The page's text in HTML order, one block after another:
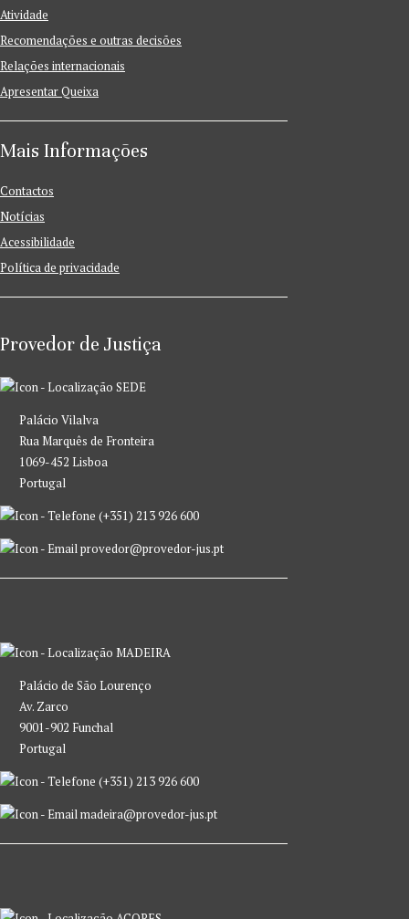
Atividade
Recomendações e outras decisões
Relações internacionais
Apresentar Queixa
Mais Informações
Contactos
Notícias
Acessibilidade
Política de privacidade
Provedor de Justiça
SEDE
Palácio Vilalva
Rua Marquês de Fronteira
1069-452 Lisboa
Portugal
(+351) 213 926 600
provedor@provedor-jus.pt
MADEIRA
Palácio de São Lourenço
Av. Zarco
9001-902 Funchal
Portugal
(+351) 213 926 600
madeira@provedor-jus.pt